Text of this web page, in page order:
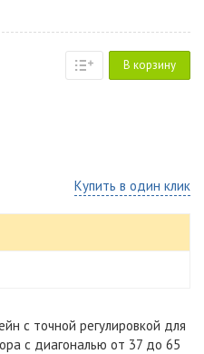
В корзину
Купить в один клик
с точной регулировкой для
с диагональю от 37 до 65